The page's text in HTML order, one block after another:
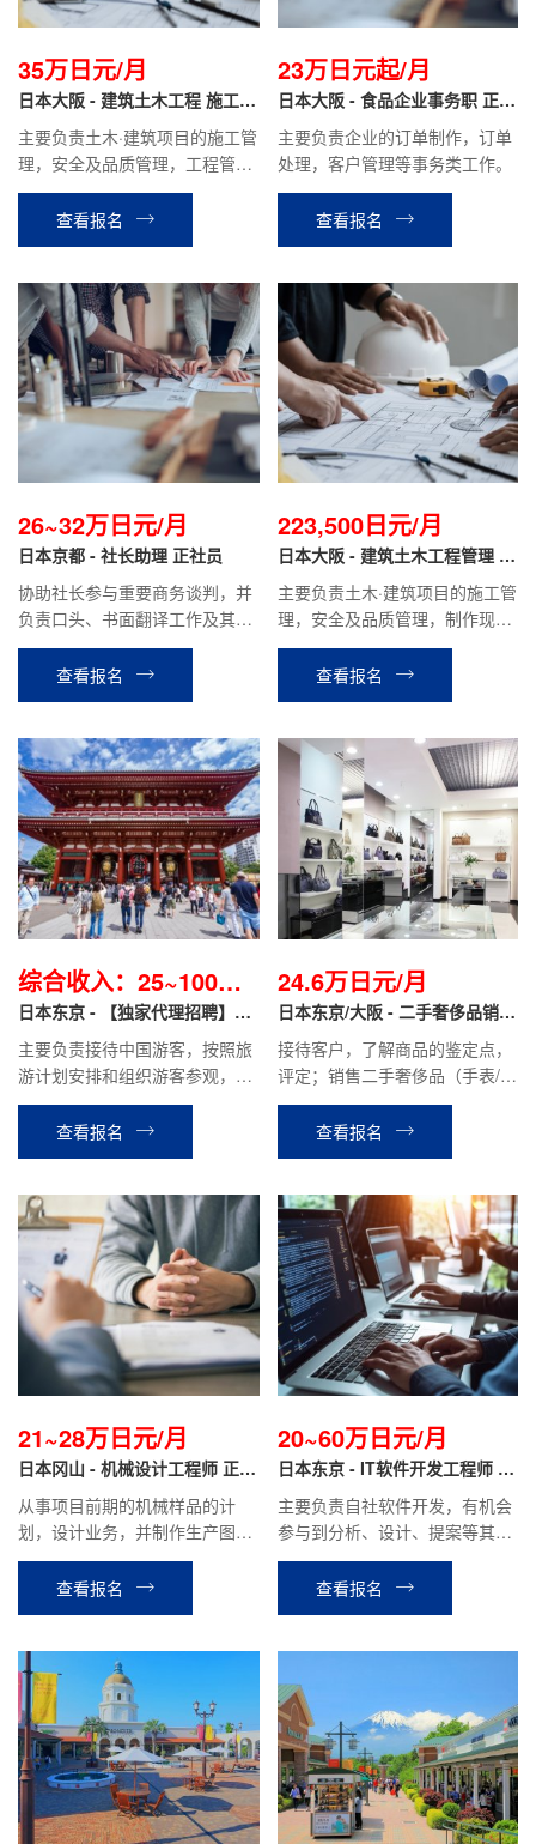
35万日元/月
日本大阪 - 建筑土木工程 施工管
主要负责土木·建筑项目的施工管
理，安全及品质管理，工程管
理，图纸及相关资料的制作。
查看报名
23万日元起/月
日本大阪 - 食品企业事务职 正社
主要负责企业的订单制作，订单
处理，客户管理等事务类工作。
查看报名
26~32万日元/月
日本京都 - 社长助理 正社员
协助社长参与重要商务谈判，并
负责口头、书面翻译工作及其他
资料的撰写；协助处理银行，行
政，财务相关业务；协助日本商
业信息的收集及业务拓展，做好
查看报名
223,500日元/月
日本大阪 - 建筑土木工程管理 正
社员
主要负责土木·建筑项目的施工管
理，安全及品质管理，制作现场
的施工计划书、报价单、检查报
告等，材料分配管理等业务。
查看报名
综合收入：25~100万
日元不等/月
日本东京 - 【独家代理招聘】导
游职
主要负责接待中国游客，按照旅
游计划安排和组织游客参观，游
览。介绍景点特色，管理游客的
交通，食宿等。协助处理游客在
旅途中遇到的问题。
查看报名
24.6万日元/月
日本东京/大阪 - 二手奢侈品销售
翻译 正社员
接待客户，了解商品的鉴定点，
评定；销售二手奢侈品（手表/服
装/包/宝石/首饰等）；运用
Instagram·TikTok进行SNS宣
传；商品库存管理等工作。
查看报名
21~28万日元/月
日本冈山 - 机械设计工程师 正社
从事项目前期的机械样品的计
划，设计业务，并制作生产图
纸，机械组装等业务
查看报名
20~60万日元/月
日本东京 - IT软件开发工程师 正
社员
主要负责自社软件开发，有机会
参与到分析、设计、提案等其他
相关工作。月薪20万日元~70万
日元（根据个人技术经验）
查看报名